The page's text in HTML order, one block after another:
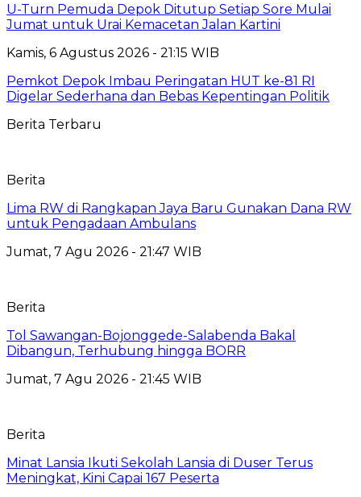
U-Turn Pemuda Depok Ditutup Setiap Sore Mulai
Jumat untuk Urai Kemacetan Jalan Kartini
Kamis, 6 Agustus 2026 - 21:15 WIB
Pemkot Depok Imbau Peringatan HUT ke-81 RI
Digelar Sederhana dan Bebas Kepentingan Politik
Berita Terbaru
Berita
Lima RW di Rangkapan Jaya Baru Gunakan Dana RW
untuk Pengadaan Ambulans
Jumat, 7 Agu 2026 - 21:47 WIB
Berita
Tol Sawangan-Bojonggede-Salabenda Bakal
Dibangun, Terhubung hingga BORR
Jumat, 7 Agu 2026 - 21:45 WIB
Berita
Minat Lansia Ikuti Sekolah Lansia di Duser Terus
Meningkat, Kini Capai 167 Peserta